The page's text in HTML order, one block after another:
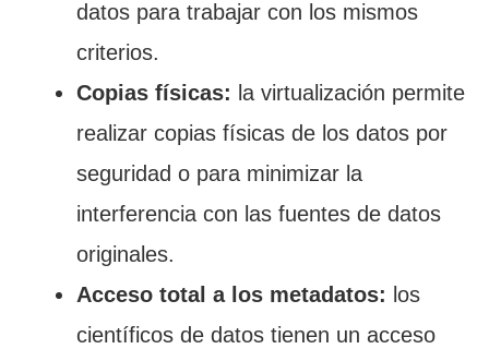
datos para trabajar con los mismos
criterios.
Copias físicas: la virtualización permite
realizar copias físicas de los datos por
seguridad o para minimizar la
interferencia con las fuentes de datos
originales.
Acceso total a los metadatos: los
científicos de datos tienen un acceso